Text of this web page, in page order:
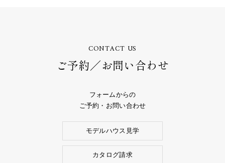
CONTACT US
ご予約／お問い合わせ
フォームからの
ご予約・お問い合わせ
モデルハウス見学
カタログ請求